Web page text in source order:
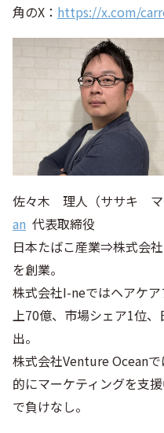
角のX： https://x.com/
佐々木 理人（ササキ
an 代表取締役
日本たばこ産業⇒株式会
を創業。
株式会社I-neではヘアケ
上70億、市場シェア1位
出。
株式会社Venture Ocean
的にマーケティングを支
で負けなし。